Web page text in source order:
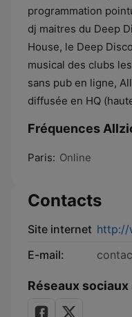
programmation
dj maitres du Deep
House, le Deep
musical des clubs
sans pub en ligne,
diffusée en HQ
Fréquences
Paris: Online
Contacts
Site internet http://
E-mail:
Réseaux sociaux